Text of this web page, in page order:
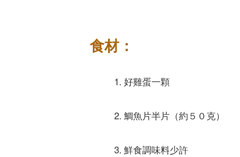
食材：
1. 好雞蛋一顆
2. 鯛魚片半片（約５０克）
3. 鮮食調味料少許